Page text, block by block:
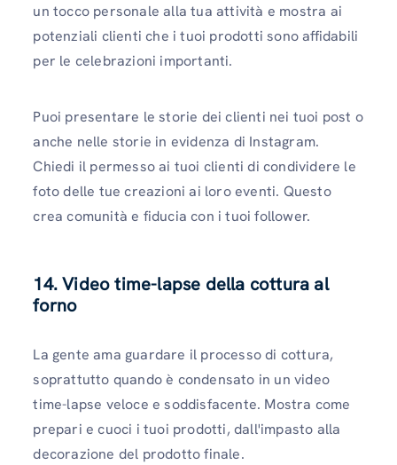
un tocco personale alla tua attività e mostra ai
potenziali clienti che i tuoi prodotti sono affidabili
per le celebrazioni importanti.
Puoi presentare le storie dei clienti nei tuoi post o
anche nelle storie in evidenza di Instagram.
Chiedi il permesso ai tuoi clienti di condividere le
foto delle tue creazioni ai loro eventi. Questo
crea comunità e fiducia con i tuoi follower.
14. Video time-lapse della cottura al
forno
La gente ama guardare il processo di cottura,
soprattutto quando è condensato in un video
time-lapse veloce e soddisfacente. Mostra come
prepari e cuoci i tuoi prodotti, dall'impasto alla
decorazione del prodotto finale.